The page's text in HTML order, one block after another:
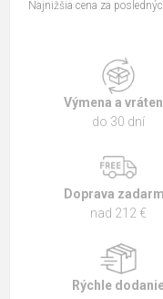
Najnižšia cena za
Výmena a
do 30 dní
Doprava
nad 212 €
Rýchle